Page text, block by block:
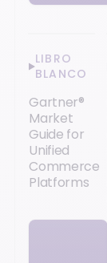
LIBRO
BLANCO
Gartner®
Market
Guide for
Unified
Commerce
Platforms